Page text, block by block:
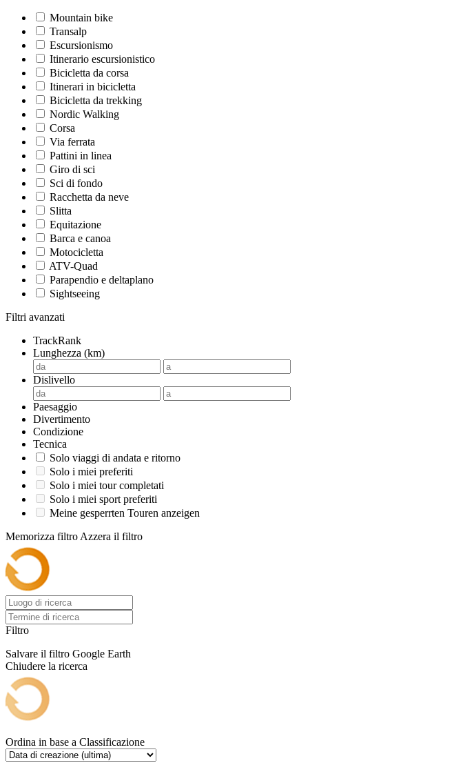
Mountain bike
Transalp
Escursionismo
Itinerario escursionistico
Bicicletta da corsa
Itinerari in bicicletta
Bicicletta da trekking
Nordic Walking
Corsa
Via ferrata
Pattini in linea
Giro di sci
Sci di fondo
Racchetta da neve
Slitta
Equitazione
Barca e canoa
Motocicletta
ATV-Quad
Parapendio e deltaplano
Sightseeing
Filtri avanzati
TrackRank
Lunghezza (km)
Dislivello
Paesaggio
Divertimento
Condizione
Tecnica
Solo viaggi di andata e ritorno
Solo i miei preferiti
Solo i miei tour completati
Solo i miei sport preferiti
Meine gesperrten Touren anzeigen
Memorizza filtro Azzera il filtro
Filtro
Salvare il filtro Google Earth
Chiudere la ricerca
Ordina in base a Classificazione